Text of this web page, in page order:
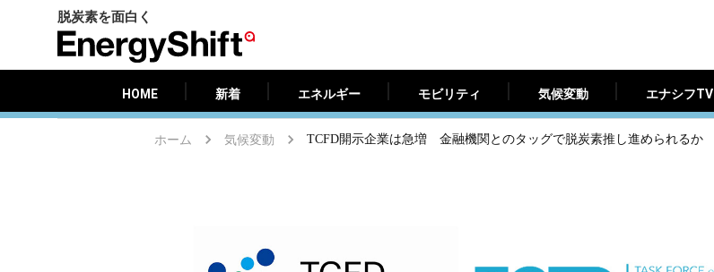
脱炭素を面白く
ジ
ー
フ
HOME 新着 エネルギー モビリティ 気候変動 エナシフTV
HOME
ホーム 気候変動 TCFD開示企業は急増 金融機関とのタッグで脱炭素推し進められるか